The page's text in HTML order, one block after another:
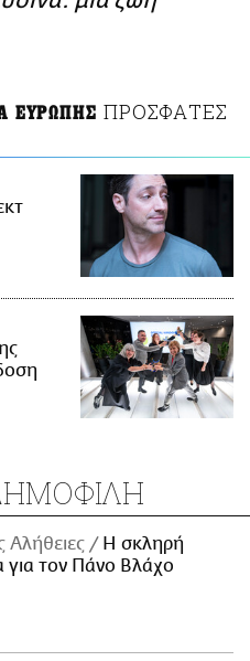
ΕΥΡΩΠΗΣ ΠΡΟΣΦΑΤΕΣ
Αλήθειες
H σκληρή
για τον Πάνο Βλάχο